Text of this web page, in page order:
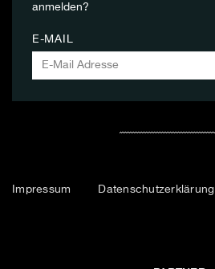
anmelden?
E-MAIL
Impressum Datenschutzerklärung